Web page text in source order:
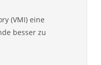
(VMI) eine
besser zu